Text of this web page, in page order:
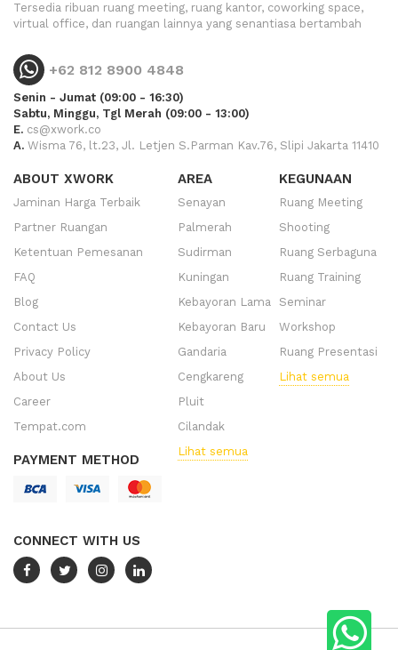
Tersedia ribuan ruang meeting, ruang kantor, coworking space,
virtual office, dan ruangan lainnya yang senantiasa bertambah
+62 812 8900 4848
Senin - Jumat (09:00 - 16:30)
Sabtu, Minggu, Tgl Merah (09:00 - 13:00)
E. cs@xwork.co
A. Wisma 76, lt.23, Jl. Letjen S.Parman Kav.76, Slipi Jakarta 11410
ABOUT XWORK
Jaminan Harga Terbaik
Partner Ruangan
Ketentuan Pemesanan
FAQ
Blog
Contact Us
Privacy Policy
About Us
Career
Tempat.com
PAYMENT METHOD
CONNECT WITH US
AREA
Senayan
Palmerah
Sudirman
Kuningan
Kebayoran Lama
Kebayoran Baru
Gandaria
Cengkareng
Pluit
Cilandak
Lihat semua
KEGUNAAN
Ruang Meeting
Shooting
Ruang Serbaguna
Ruang Training
Seminar
Workshop
Ruang Presentasi
Lihat semua